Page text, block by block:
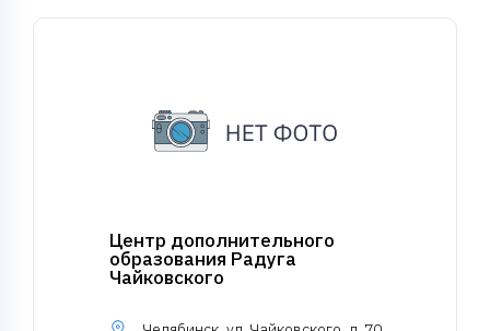
Центр дополнительного
образования Радуга
Чайковского